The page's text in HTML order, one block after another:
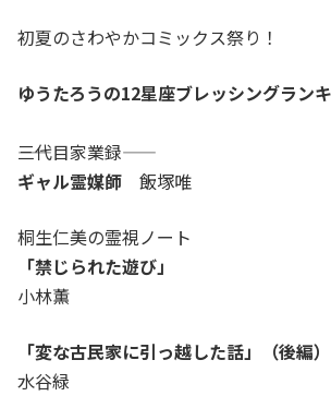
初夏のさわやかコミックス祭り！
ゆうたろうの12星座ブレッシングラン
――三代目家業録――
ギャル霊媒師 飯塚唯
桐生仁美の霊視ノート
「禁じられた遊び」
小林薫
「変な古民家に引っ越した話」（後編）
水谷緑